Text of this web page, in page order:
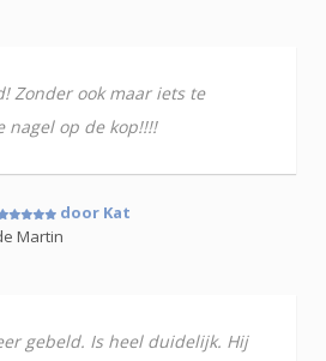
Zonder ook maar iets te
nagel op de kop!!!!
door Kat
Martin
gebeld. Is heel duidelijk. Hij